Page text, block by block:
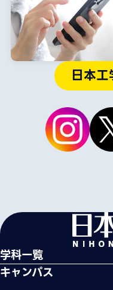
日本
学科一覧
キャンパス